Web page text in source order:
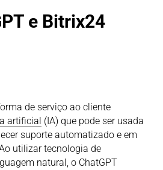
e Bitrix24
de serviço ao cliente
artificial (IA) que pode ser usada
suporte automatizado e em
utilizar tecnologia de
natural, o ChatGPT